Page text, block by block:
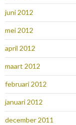
juni 2012
mei 2012
april 2012
maart 2012
februari 2012
januari 2012
december 2011